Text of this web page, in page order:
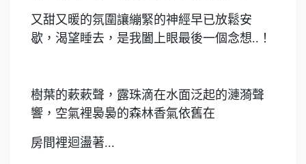
又甜又暖的氛圍讓繃緊的神經早已放鬆安
歇，渴望睡去，是我闔上眼最後一個念想..！
樹葉的蔌蔌聲，露珠滴在水面泛起的漣漪聲
響，空氣裡裊裊的森林香氣依舊在
房間裡迴盪著...